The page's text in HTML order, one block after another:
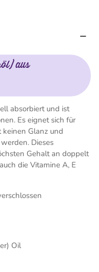
aus
absorbiert und ist
Es eignet sich für
Glanz und
Dieses
Gehalt an doppelt
die Vitamine A, E
Oil